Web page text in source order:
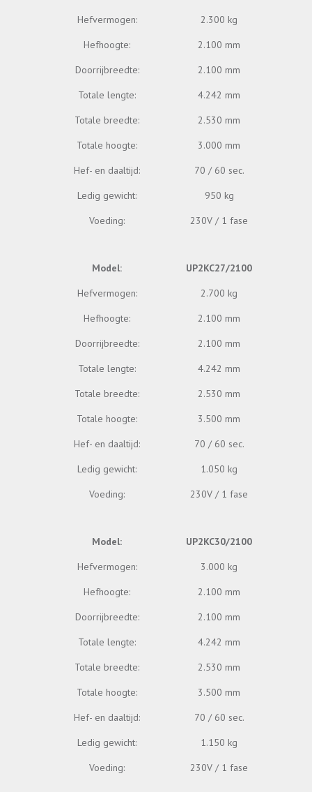
Hefvermogen:
2.300 kg
Hefhoogte:
2.100 mm
Doorrijbreedte:
2.100 mm
Totale lengte:
4.242 mm
Totale breedte:
2.530 mm
Totale hoogte:
3.000 mm
Hef- en daaltijd:
70 / 60 sec.
Ledig gewicht:
950 kg
Voeding:
230V / 1 fase
Model:
UP2KC27/2100
Hefvermogen:
2.700 kg
Hefhoogte:
2.100 mm
Doorrijbreedte:
2.100 mm
Totale lengte:
4.242 mm
Totale breedte:
2.530 mm
Totale hoogte:
3.500 mm
Hef- en daaltijd:
70 / 60 sec.
Ledig gewicht:
1.050 kg
Voeding:
230V / 1 fase
Model:
UP2KC30/2100
Hefvermogen:
3.000 kg
Hefhoogte:
2.100 mm
Doorrijbreedte:
2.100 mm
Totale lengte:
4.242 mm
Totale breedte:
2.530 mm
Totale hoogte:
3.500 mm
Hef- en daaltijd:
70 / 60 sec.
Ledig gewicht:
1.150 kg
Voeding:
230V / 1 fase